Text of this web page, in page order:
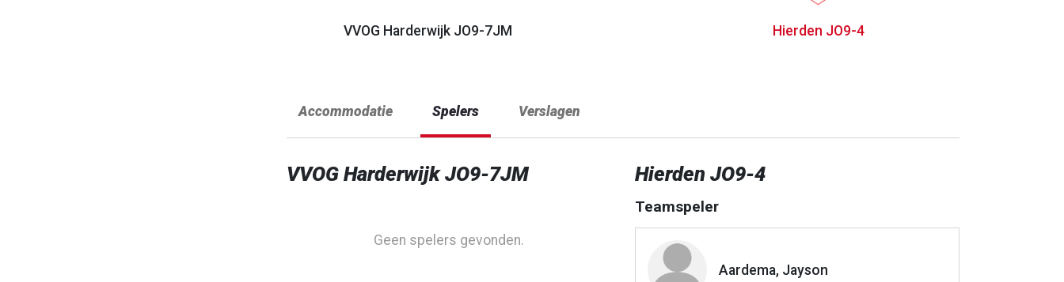
VVOG Harderwijk JO9-7JM Hierden JO9-4
Accommodatie Spelers Verslagen
VVOG Harderwijk JO9-7JM
Geen spelers gevonden.
Hierden JO9-4
Teamspeler
Aardema, Jayson